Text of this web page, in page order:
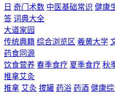
日 奇门术数 中医基础常识 健康
答 词典大全
大道家园
传统典籍 综合浏览区 羲黄大学
药食同源
饮食营养 春季食疗 夏季食疗 秋
推拿艾灸
推拿 艾灸 拔罐 药浴 药酒 健康